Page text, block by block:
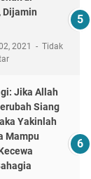
Dijamin
2021
Tidak
Jika Allah
Siang
Yakinlah
Mampu